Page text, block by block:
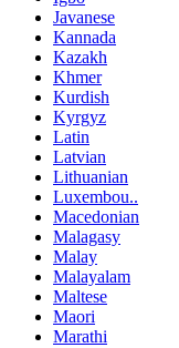
Javanese
Kannada
Kazakh
Khmer
Kurdish
Kyrgyz
Latin
Latvian
Lithuanian
Luxembou..
Macedonian
Malagasy
Malay
Malayalam
Maltese
Maori
Marathi